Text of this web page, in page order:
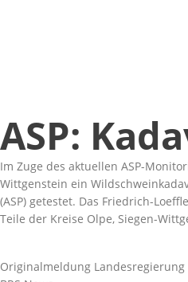
ASP:
Im Zuge des aktuellen ASP-
Wittgenstein ein
(ASP) getestet. Das Friedrich-
Teile der Kreise Olpe, Siegen-
Originalmeldung Landesregierung